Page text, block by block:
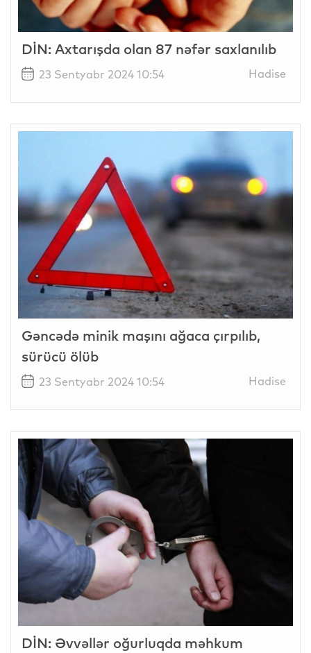
DİN: Axtarışda olan 87 nəfər saxlanılıb
23 Sentyabr 2024 10:54 Hadise
Gəncədə minik maşını ağaca çırpılıb,
sürücü ölüb
23 Sentyabr 2024 10:54 Hadise
DİN: Əvvəllər oğurluqda məhkum